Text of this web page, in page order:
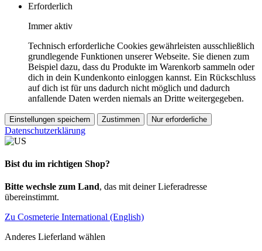
Erforderlich
Immer aktiv
Technisch erforderliche Cookies gewährleisten ausschließlich
grundlegende Funktionen unserer Webseite. Sie dienen zum
Beispiel dazu, dass du Produkte im Warenkorb sammeln oder
dich in dein Kundenkonto einloggen kannst. Ein Rückschluss
auf dich ist für uns dadurch nicht möglich und dadurch
anfallende Daten werden niemals an Dritte weitergegeben.
Einstellungen speichern Zustimmen Nur erforderliche
Datenschutzerklärung
Bist du im richtigen Shop?
Bitte wechsle zum Land, das mit deiner Lieferadresse
übereinstimmt.
Zu Cosmeterie International (English)
Anderes Lieferland wählen